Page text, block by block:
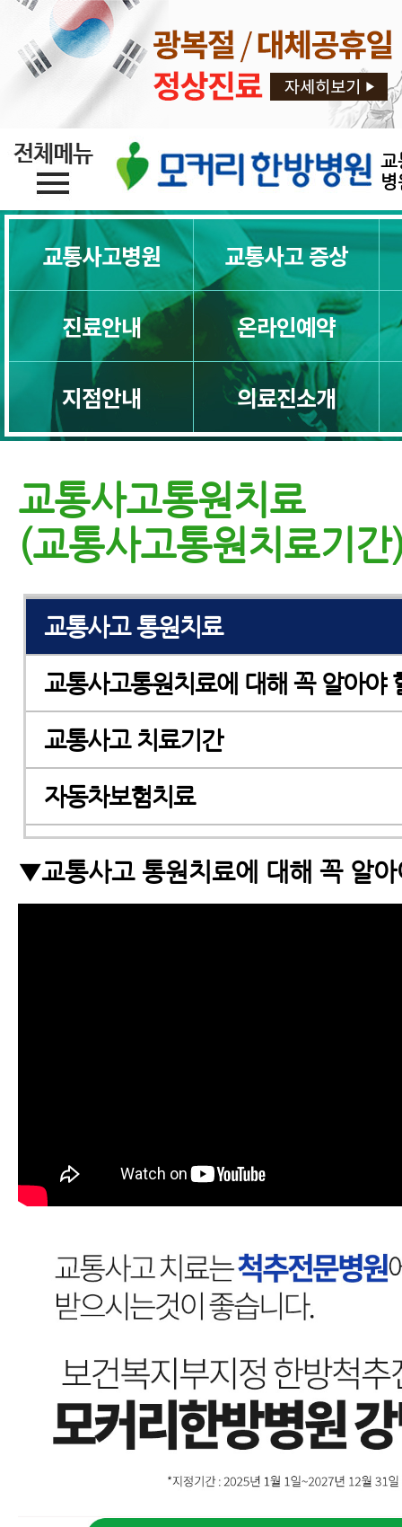
교
교통사고병원 교통사고 증상
진료안내 온라인예약
지점안내 의료진소개
교통사고통원치료
(교통사고통원치료기
교통사고 한방치료 (교통사고치료)
교통사고 입원치료
교통사고 입원기간
한방병원입원, 교통사고 치료
교통사고 통원치료
교통사고통원치료에 대해 꼭 알아야
교통사고 치료기간
자동차보험치료
교통사고 MRI
교통사고MRI, X-ray 등 교통사고 검
▼교통사고 통원치료에 대해 꼭 알